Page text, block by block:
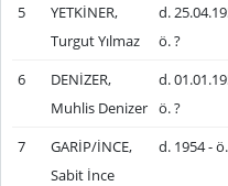
5
YETKİNER,
Turgut Yılmaz
d.
ö. ?
6
DENİZER,
Muhlis Denizer
d.
ö. ?
7
GARİP/İNCE,
Sabit İnce
d. 1954 -